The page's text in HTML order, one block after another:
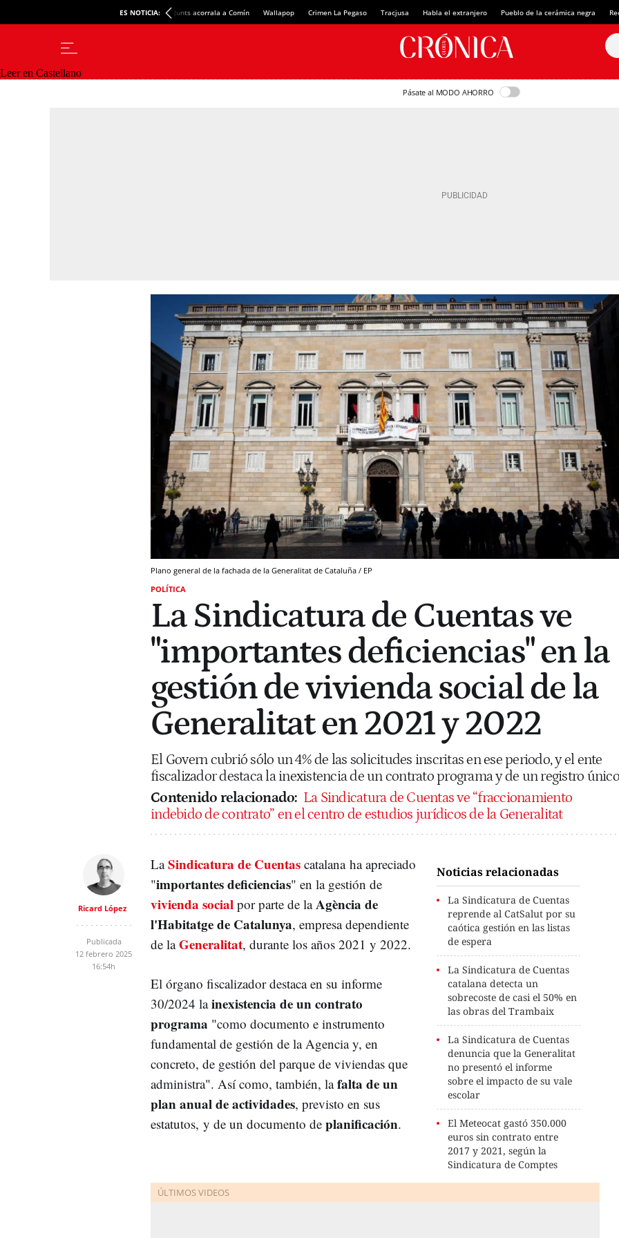
ES NOTICIA: Junts acorrala a Comín Wallapop Crimen La Pegaso Tracjusa Habla el extranjero Pueblo de la cerámica negra
Leer en Castellano
Pásate al MODO AHORRO
Plano general de la fachada de la Generalitat de Cataluña / EP
POLÍTICA
La Sindicatura de Cuentas ve
"importantes deficiencias" en la
gestión de vivienda social de la
Generalitat en 2021 y 2022
El Govern cubrió sólo un 4% de las solicitudes inscritas en ese periodo, y el ente
fiscalizador destaca la inexistencia de un contrato programa y de un registro único
Contenido relacionado: La Sindicatura de Cuentas ve “fraccionamiento
indebido de contrato” en el centro de estudios jurídicos de la Generalitat
Ricard López
Publicada
12 febrero 2025
16:54h
Noticias relacionadas
La Sindicatura de Cuentas
reprende al CatSalut por su
caótica gestión en las listas
de espera
La Sindicatura de Cuentas
catalana detecta un
sobrecoste de casi el 50% en
las obras del Trambaix
La Sindicatura de Cuentas
denuncia que la Generalitat
no presentó el informe
sobre el impacto de su vale
escolar
El Meteocat gastó 350.000
euros sin contrato entre
2017 y 2021, según la
Sindicatura de Comptes
LaSindicatura de Cuentas catalana ha apreciado
"importantes deficiencias" en la gestión de
vivienda social por parte de laAgència de
l'Habitatge de Catalunya, empresa dependiente
de laGeneralitat, durante los años 2021 y 2022.
El órgano fiscalizador destaca en su informe
30/2024 lainexistencia de un contrato
programa "como documento e instrumento
fundamental de gestión de la Agencia y, en
concreto, de gestión del parque de viviendas que
administra". Así como, también, lafalta de un
plan anual de actividades, previsto en sus
estatutos, y de un documento de planificación.